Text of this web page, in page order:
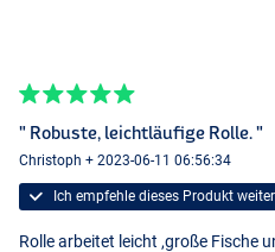
" Robuste, leichtläufige Rolle. "
Christoph + 2023-06-11 06:56:34
Ich empfehle dieses Produkt weiter
Rolle arbeitet leicht ,große Fische